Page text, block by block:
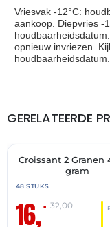
Vriesvak -12°C:
aankoop. Diepvries -
opnieuw invriezen.
houdbaarheidsdatum.
GERELATEERDE
🔥 OP=OP
THT:
28-
Croissant 2 Granen
gram
48 STUKS
16,– 32,00